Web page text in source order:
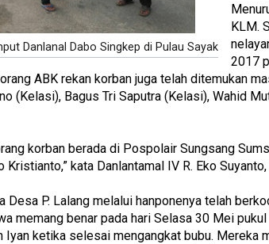
Danlanal Dabo Singkep di Pulau Sayak
KLM.
2017
ABK rekan korban juga telah ditemukan
(Kelasi), Bagus Tri Saputra (Kelasi), Wahid
korban berada di Pospolair Sungsang
Kristianto,” kata Danlantamal IV R. Eko
Desa P. Lalang melalui hanponenya telah
memang benar pada hari Selasa 30 Mei
Iyan ketika selesai mengangkat bubu. Mereka